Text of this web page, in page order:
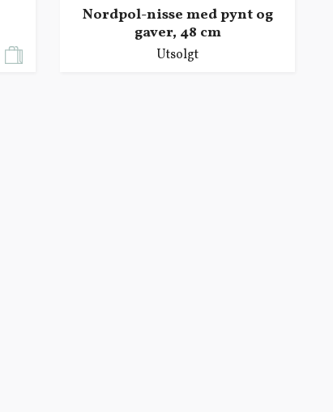
Nordpol-nisse med pynt og
gaver, 48 cm
Utsolgt